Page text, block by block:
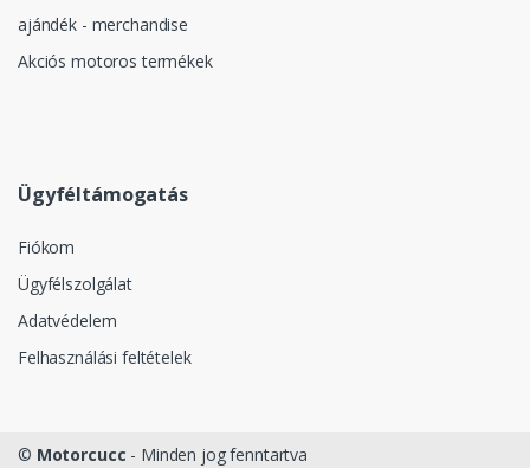
ajándék - merchandise
Akciós motoros termékek
Ügyféltámogatás
Fiókom
Ügyfélszolgálat
Adatvédelem
Felhasználási feltételek
© Motorcucc - Minden jog fenntartva